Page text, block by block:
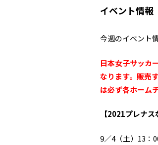
イベント情
今週のイベント
日本女子サッカ
なります。販売
は必ず各ホーム
【2021プレナ
9／4（土）13：